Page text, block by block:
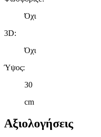
Όχι
3D:
Όχι
Ύψος:
30
cm
Αξιολογήσεις